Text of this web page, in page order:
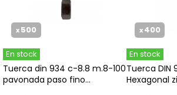
x500
En stock
Tuerca din 934 c-8.8 m.8-100
pavonada paso fino...
x 400
En stock
Tuerca DIN
Hexagonal